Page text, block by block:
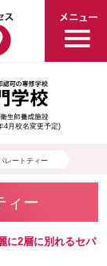
4月校名変更予定)
レートティー
ィー
に2層に別れるセパ